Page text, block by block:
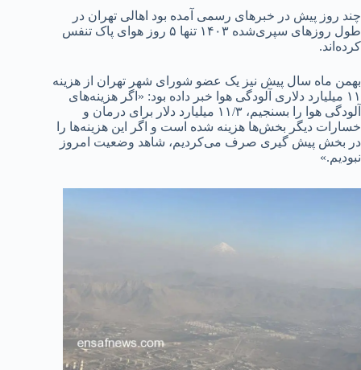
چند روز پیش در خبرهای رسمی آمده بود اهالی تهران در
طول روزهای سپری‌شده ۱۴۰۳ تنها ۵ روز هوای پاک تنفس
کرده‌اند.
بهمن ماه سال پیش نیز یک عضو شورای شهر تهران از هزینه
۱۱ میلیارد دلاری آلودگی هوا خبر داده بود: «اگر هزینه‌های
آلودگی هوا را بسنجیم، ۱۱/۳ میلیارد دلار برای درمان و
خسارات دیگر بخش‌ها هزینه شده است و اگر این هزینه‌ها را
در بخش پیش گیری صرف می‌کردیم، شاهد وضعیت امروز
نبودیم.»